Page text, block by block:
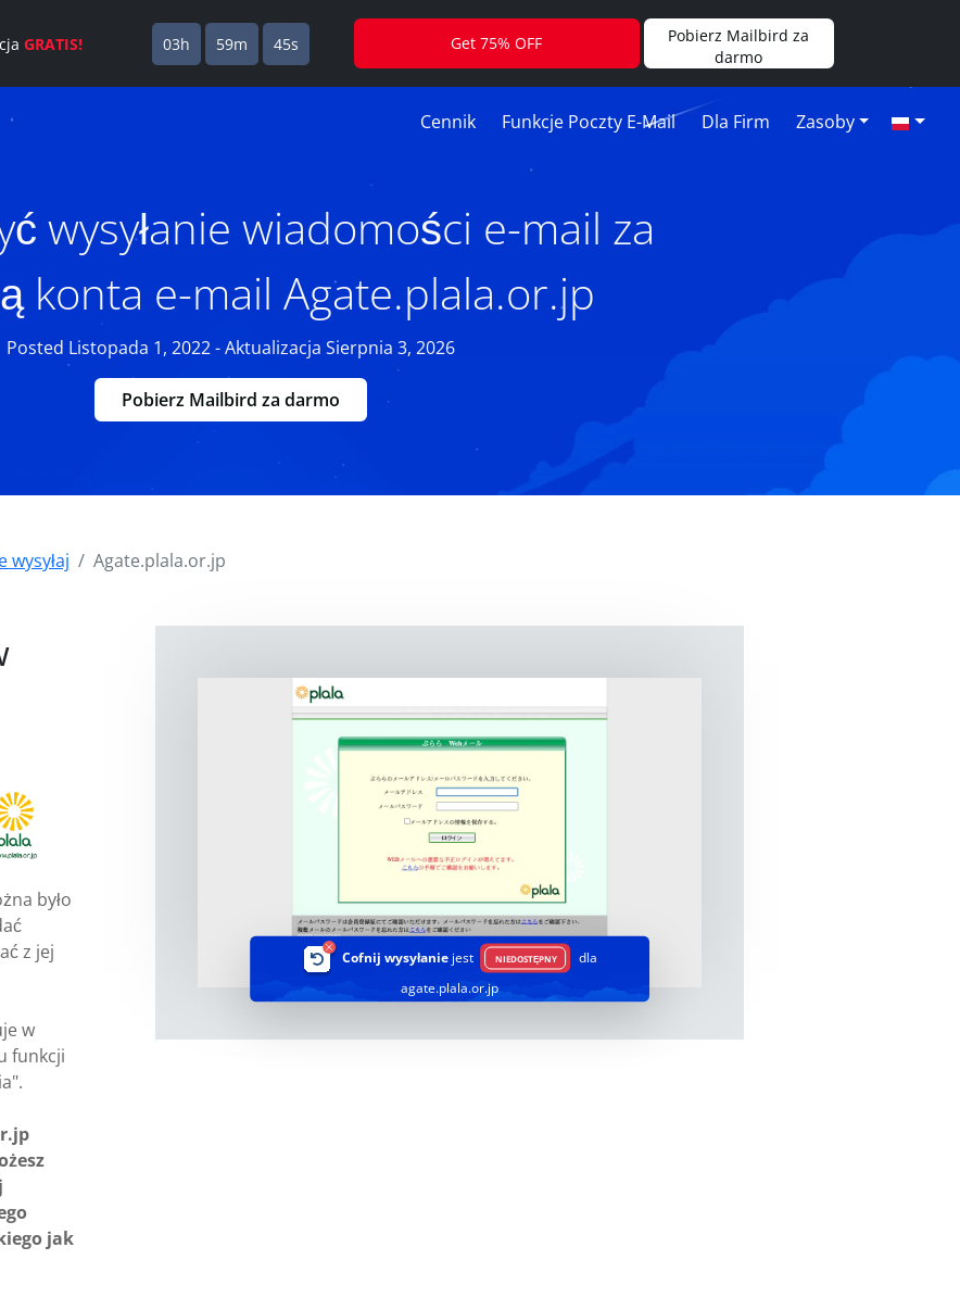
Cennik Funkcje Poczty E-Mail Dla Firm Zasoby
wysyłanie wiadomości e-mail za
konta e-mail Agate.plala.or.jp
Posted Listopada 1, 2022 - Aktualizacja Sierpnia 3, 2026
Pobierz Mailbird za darmo
wysyłaj Agate.plala.or.jp
było
z jej
w
funkcji
jak
Cofnij wysyłaniejest NIEDOSTĘPNY
dla
agate.plala.or.jp
GRATIS! 03h 59m 44s Get 75% OFF
Pobierz Mailbird za
darmo